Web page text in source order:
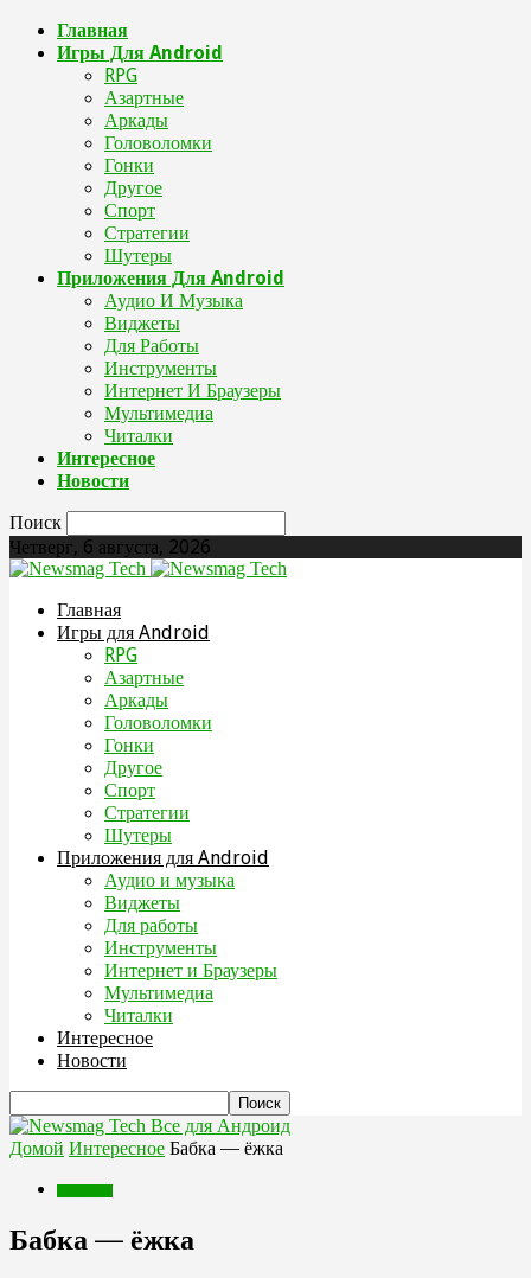
Главная
Игры Для Android
RPG
Азартные
Аркады
Головоломки
Гонки
Другое
Спорт
Стратегии
Шутеры
Приложения Для Android
Аудио И Музыка
Виджеты
Для Работы
Инструменты
Интернет И Браузеры
Мультимедиа
Читалки
Интересное
Новости
Поиск
Четверг, 6 августа, 2026
Главная
Игры для Android
RPG
Азартные
Аркады
Головоломки
Гонки
Другое
Спорт
Стратегии
Шутеры
Приложения для Android
Аудио и музыка
Виджеты
Для работы
Инструменты
Интернет и Браузеры
Мультимедиа
Читалки
Интересное
Новости
Все для Андроид
Домой Интересное Бабка — ёжка
Бабка — ёжка